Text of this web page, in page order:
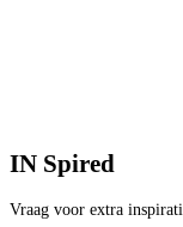
IN Spired
Vraag voor extra